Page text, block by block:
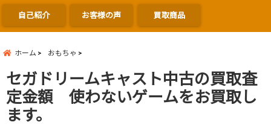
自己紹介 お客様の声 買取商品
ホーム おもちゃ
セガドリームキャスト中古の買取査
定金額 使わないゲームをお買取し
ます。